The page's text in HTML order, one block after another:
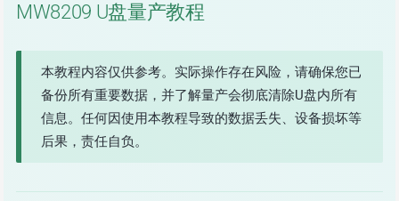
MW8209 U盘量产教程
本教程内容仅供参考。实际操作存在风险，请确保您已
备份所有重要数据，并了解量产会彻底清除U盘内所有
信息。任何因使用本教程导致的数据丢失、设备损坏等
后果，责任自负。